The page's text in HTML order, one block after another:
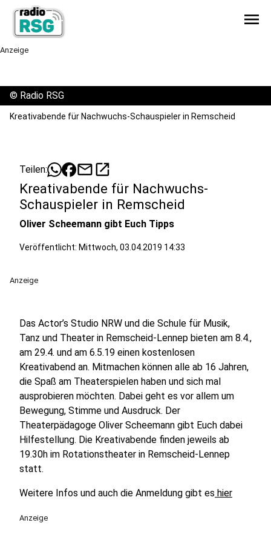
menu
Anzeige
© Radio RSG
Kreativabende für Nachwuchs-Schauspieler in Remscheid
Teilen: mailopen_in_new
Kreativabende für Nachwuchs-
Schauspieler in Remscheid
Oliver Scheemann gibt Euch Tipps
Veröffentlicht: Mittwoch, 03.04.2019 14:33
Anzeige
Das Actor’s Studio NRW und die Schule für Musik,
Tanz und Theater in Remscheid-Lennep bieten am 8.4.,
am 29.4. und am 6.5.19 einen kostenlosen
Kreativabend an. Mitmachen können alle ab 16 Jahren,
die Spaß am Theaterspielen haben und sich mal
ausprobieren möchten. Dabei geht es vor allem um
Bewegung, Stimme und Ausdruck. Der
Theaterpädagoge Oliver Scheemann gibt Euch dabei
Hilfestellung. Die Kreativabende finden jeweils ab
19.30h im Rotationstheater in Remscheid-Lennep
statt.
Weitere Infos und auch die Anmeldung gibt es hier
Anzeige